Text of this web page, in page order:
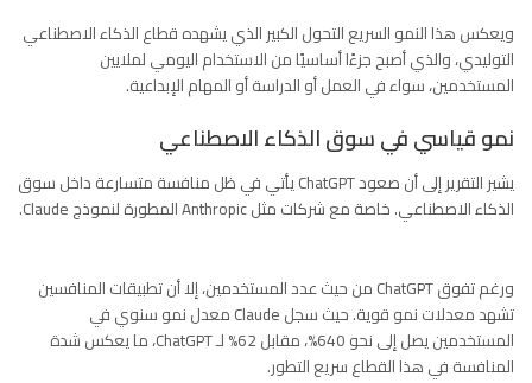
ويعكس هذا النمو السريع التحول الكبير الذي يشهده قطاع الذكاء الاصطناعي
التوليدي، والذي أصبح جزءًا أساسيًا من الاستخدام اليومي لملايين
المستخدمين، سواء في العمل أو الدراسة أو المهام الإبداعية.
نمو قياسي في سوق الذكاء الاصطناعي
يشير التقرير إلى أن صعود ChatGPT يأتي في ظل منافسة متسارعة داخل سوق
الذكاء الاصطناعي. خاصة مع شركات مثل Anthropic المطورة لنموذج Claude.
ورغم تفوق ChatGPT من حيث عدد المستخدمين، إلا أن تطبيقات المنافسين
تشهد معدلات نمو قوية. حيث سجل Claude معدل نمو سنوي في
المستخدمين يصل إلى نحو 640%، مقابل 62% لـ ChatGPT، ما يعكس شدة
المنافسة في هذا القطاع سريع التطور.